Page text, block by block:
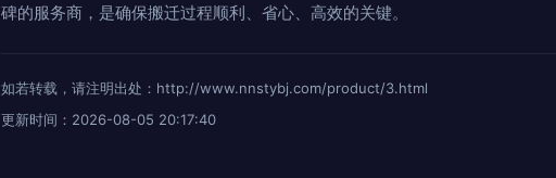
碑的服务商，是确保搬迁过程顺利、省心、高效的关键。
如若转载，请注明出处：http://www.nnstybj.com/product/3.html
更新时间：2026-08-05 20:17:40